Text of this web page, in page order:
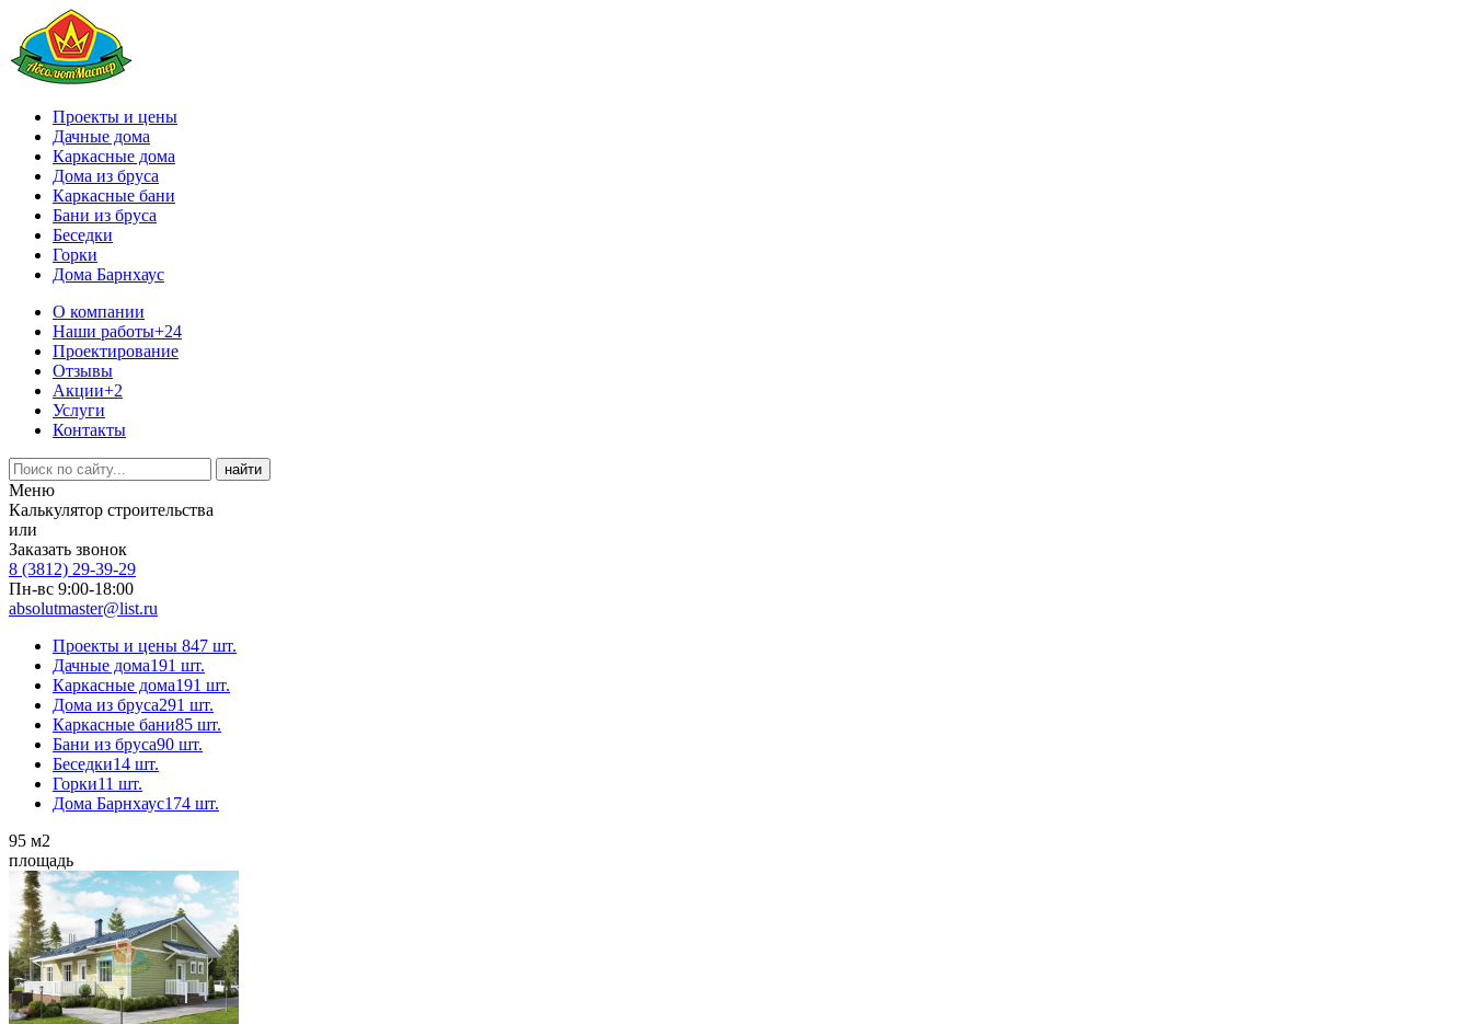
Проекты и цены
Дачные дома
Каркасные дома
Дома из бруса
Каркасные бани
Бани из бруса
Беседки
Горки
Дома Барнхаус
О компании
Наши работы+24
Проектирование
Отзывы
Акции+2
Услуги
Контакты
Меню
Калькулятор строительства
или
Заказать звонок
8 (3812) 29-39-29
Пн-вс 9:00-18:00
absolutmaster@list.ru
Проекты и цены 847 шт.
Дачные дома191 шт.
Каркасные дома191 шт.
Дома из бруса291 шт.
Каркасные бани85 шт.
Бани из бруса90 шт.
Беседки14 шт.
Горки11 шт.
Дома Барнхаус174 шт.
95 м2
площадь